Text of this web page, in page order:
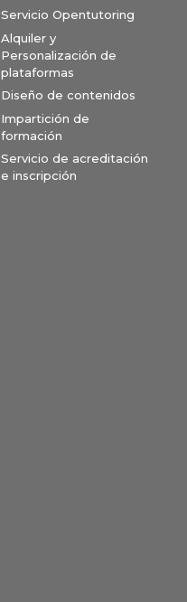
Servicio Opentutoring
Alquiler y
Personalización de
plataformas
Diseño de contenidos
Impartición de
formación
Servicio de acreditación
e inscripción